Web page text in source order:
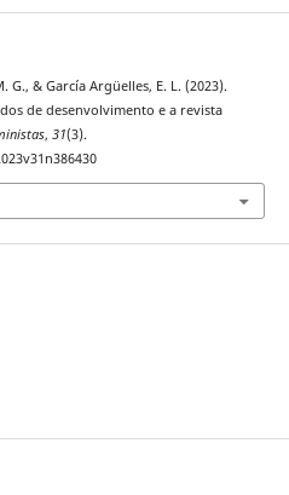
G., & García Argüelles, E. L. (2023).
de desenvolvimento e a revista
, 31(3).